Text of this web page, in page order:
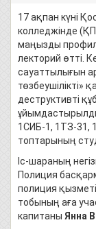
17 ақпан күні
колледжінде
маңызды
лекторий өтті.
сауаттылығын
деструктивті
1СИБ-1, 1ТЗ-31,
топтарының
Іс-шараның
Полиция
полиция
тобының аға
капитаны Янна